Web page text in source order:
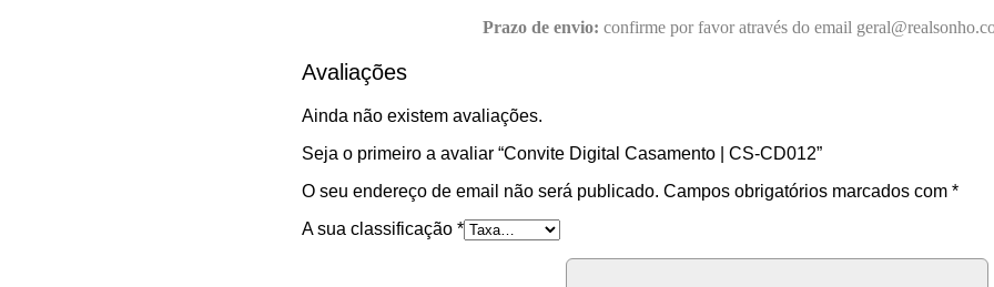
Prazo de envio: confirme por favor através do email
Avaliações
Ainda não existem avaliações.
Seja o primeiro a avaliar “Convite Digital Casamento | CS-CD012”
O seu endereço de email não será publicado. Campos obrigatórios marcados com *
A sua classificação *